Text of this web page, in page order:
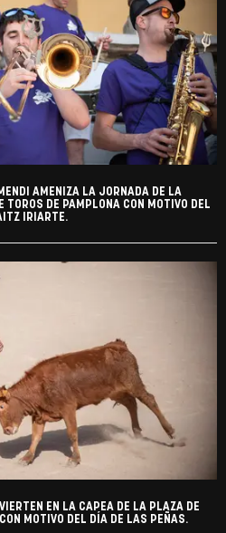
AMENIZA LA JORNADA DE LA
TOROS DE PAMPLONA CON MOTIVO DEL
IRIARTE.
EN LA CAPEA DE LA PLAZA DE
MOTIVO DEL DÍA DE LAS PEÑAS.